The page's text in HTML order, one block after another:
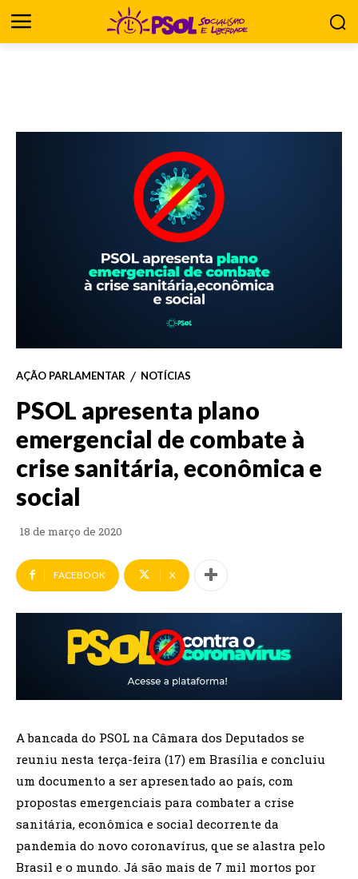
AÇÃO PARLAMENTAR NOTÍCIAS
PSOL apresenta plano
emergencial de combate à
crise sanitária, econômica e
social
18 de março de 2020
FACEBOOK X
A bancada do PSOL na Câmara dos Deputados se
reuniu nesta terça-feira (17) em Brasília e concluiu
um documento a ser apresentado ao país, com
propostas emergenciais para combater a crise
sanitária, econômica e social decorrente da
pandemia do novo coronavírus, que se alastra pelo
Brasil e o mundo. Já são mais de 7 mil mortos por